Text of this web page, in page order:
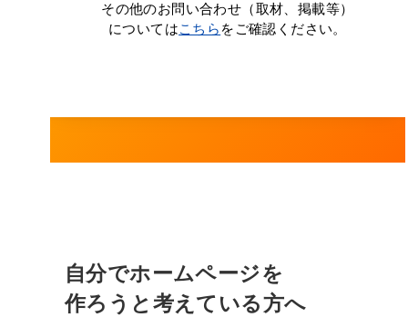
その他のお問い合わせ（取材、掲載等）
についてはこちら をご確認ください。
自分でホームページを
作ろうと考えている方へ